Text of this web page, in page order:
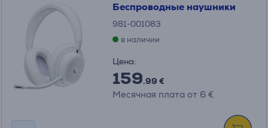
Беспроводные наушники
981-001083
в наличии
Цена:
159.99 €
Месячная плата от 6 €